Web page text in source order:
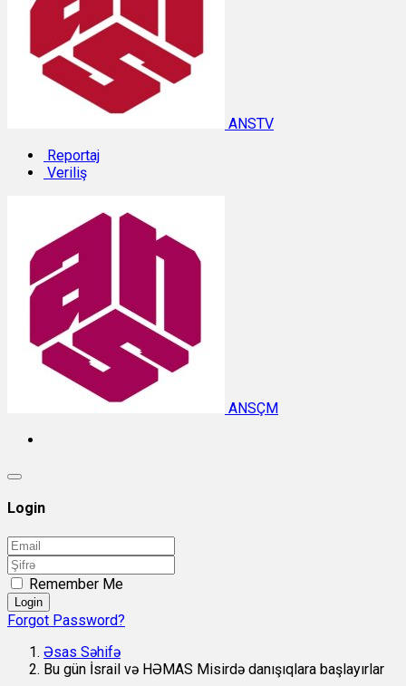
ANSTV
Reportaj
Veriliş
ANSÇM
Login
Remember Me
Login
Forgot Password?
Əsas Səhifə
Bu gün İsrail və HƏMAS Misirdə danışıqlara başlayırlar